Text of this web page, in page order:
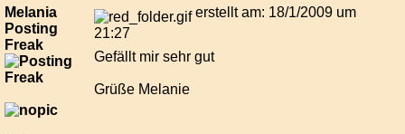
Melania
Posting
Freak
erstellt am: 18/1/2009 um
21:27
Gefällt mir sehr gut
Grüße Melanie